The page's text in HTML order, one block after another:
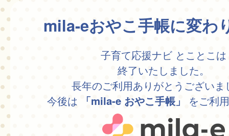
mila-eおやこ手帳に変わ
子育て応援ナビ とことこは
終了いたしました。
長年のご利用ありがとうございま
今後は
「mila-e おやこ手帳」 をご利